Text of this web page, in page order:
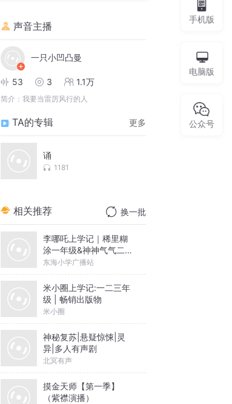
声音主播
一只小凹凸曼
53 3 1.1万
简介： 我要当雷厉风行的人
TA的专辑 更多
诵
1181
相关推荐 换一批
李哪吒上学记｜稀里糊
涂一年级&神神气气二年
级
东海小学广播站
米小圈上学记:一二三年
级 | 畅销出版物
米小圈
神秘复苏|悬疑惊悚|灵
异|多人有声剧
北冥有声
摸金天师【第一季】
（紫襟演播）
手机版
电脑版
公众号